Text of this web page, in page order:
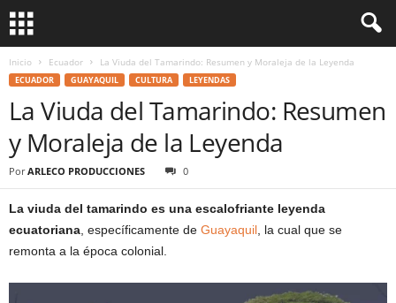
Inicio Ecuador La Viuda del Tamarindo: Resumen y Moraleja de la Leyenda
ECUADOR GUAYAQUIL CULTURA LEYENDAS
La Viuda del Tamarindo: Resumen
y Moraleja de la Leyenda
Por ARLECO PRODUCCIONES 0
La viuda del tamarindo es una escalofriante leyenda
ecuatoriana , específicamente de Guayaquil , la cual que se
remonta a la época colonial.